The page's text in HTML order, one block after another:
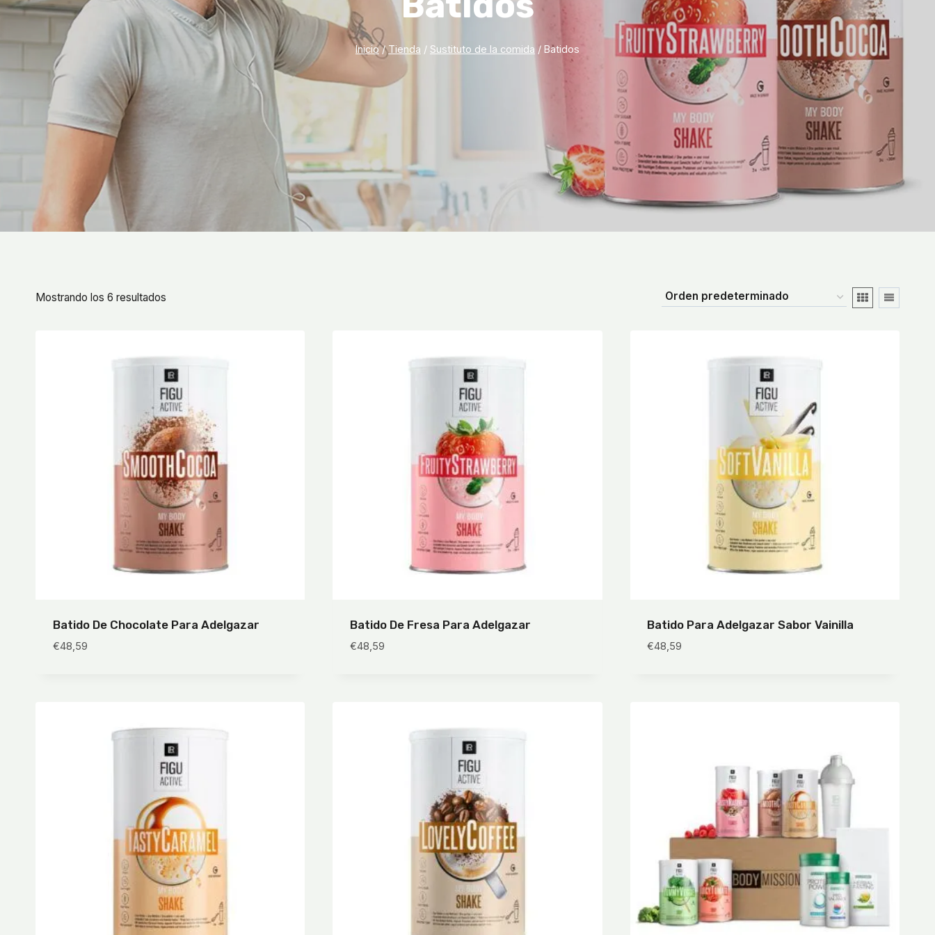
Inicio / Tienda / Sustituto de la comida / Batidos
Mostrando los 6 resultados
Batido De Chocolate Para Adelgazar
€48,59
Batido De Fresa Para Adelgazar
€48,59
Batido Para Adelgazar Sabor Vainilla
€48,59